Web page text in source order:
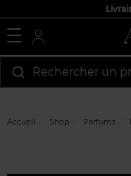
Rechercher un
Accueil Shop Parfums